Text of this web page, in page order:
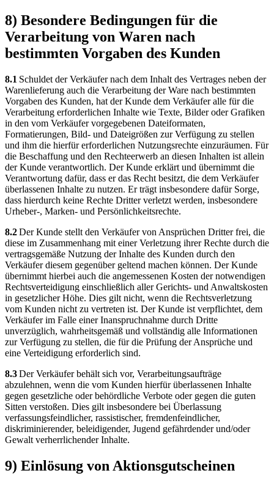
8) Besondere Bedingungen für die
Verarbeitung von Waren nach
bestimmten Vorgaben des Kunden
8.1 Schuldet der Verkäufer nach dem Inhalt des Vertrages neben der
Warenlieferung auch die Verarbeitung der Ware nach bestimmten
Vorgaben des Kunden, hat der Kunde dem Verkäufer alle für die
Verarbeitung erforderlichen Inhalte wie Texte, Bilder oder Grafiken
in den vom Verkäufer vorgegebenen Dateiformaten,
Formatierungen, Bild- und Dateigrößen zur Verfügung zu stellen
und ihm die hierfür erforderlichen Nutzungsrechte einzuräumen. Für
die Beschaffung und den Rechteerwerb an diesen Inhalten ist allein
der Kunde verantwortlich. Der Kunde erklärt und übernimmt die
Verantwortung dafür, dass er das Recht besitzt, die dem Verkäufer
überlassenen Inhalte zu nutzen. Er trägt insbesondere dafür Sorge,
dass hierdurch keine Rechte Dritter verletzt werden, insbesondere
Urheber-, Marken- und Persönlichkeitsrechte.
8.2Der Kunde stellt den Verkäufer von Ansprüchen Dritter frei, die
diese im Zusammenhang mit einer Verletzung ihrer Rechte durch die
vertragsgemäße Nutzung der Inhalte des Kunden durch den
Verkäufer diesem gegenüber geltend machen können. Der Kunde
übernimmt hierbei auch die angemessenen Kosten der notwendigen
Rechtsverteidigung einschließlich aller Gerichts- und Anwaltskosten
in gesetzlicher Höhe. Dies gilt nicht, wenn die Rechtsverletzung
vom Kunden nicht zu vertreten ist. Der Kunde ist verpflichtet, dem
Verkäufer im Falle einer Inanspruchnahme durch Dritte
unverzüglich, wahrheitsgemäß und vollständig alle Informationen
zur Verfügung zu stellen, die für die Prüfung der Ansprüche und
eine Verteidigung erforderlich sind.
8.3Der Verkäufer behält sich vor, Verarbeitungsaufträge
abzulehnen, wenn die vom Kunden hierfür überlassenen Inhalte
gegen gesetzliche oder behördliche Verbote oder gegen die guten
Sitten verstoßen. Dies gilt insbesondere bei Überlassung
verfassungsfeindlicher, rassistischer, fremdenfeindlicher,
diskriminierender, beleidigender, Jugend gefährdender und/oder
Gewalt verherrlichender Inhalte.
9) Einlösung von Aktionsgutscheinen